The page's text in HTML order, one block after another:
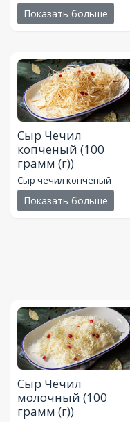
Показать больше
Сыр Чечил
копченый (100
грамм (г))
Сыр чечил копченый
Показать больше
Сыр Чечил
молочный (100
грамм (г))